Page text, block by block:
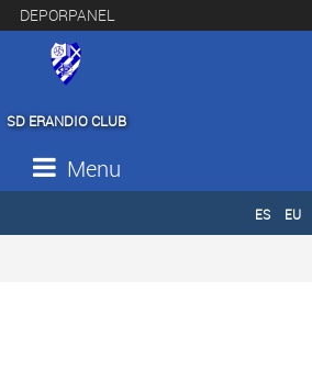
DEPORPANEL
SD ERANDIO CLUB
Menu
ES EU